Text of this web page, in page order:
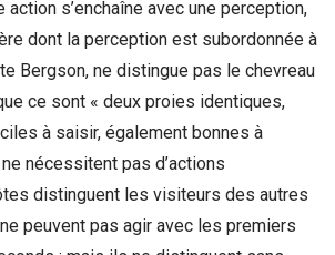
action s’enchaîne avec une perception,
dont la perception est subordonnée à
Bergson, ne distingue pas le chevreau
ce sont « deux proies identiques,
à saisir, également bonnes à
nécessitent pas d’actions
distinguent les visiteurs des autres
peuvent pas agir avec les premiers